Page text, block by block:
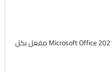
تحميل برنامج مايكروسوفت أوفيس Microsoft Office 2021 مفعل بكل